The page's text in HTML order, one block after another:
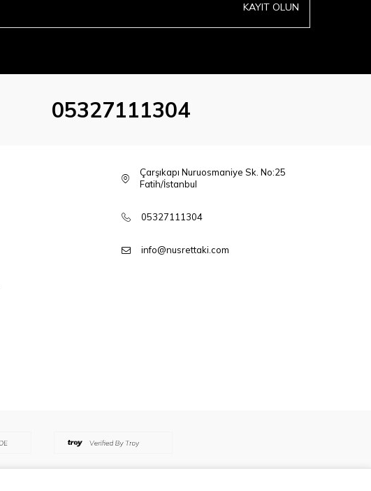
KAYIT OLUN
05327111304
Çarşıkapı Nuruosmaniye Sk. No:25
Fatih/İstanbul
05327111304
info@nusrettaki.com